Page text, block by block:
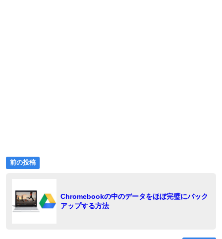
投
ナ
ビ
前の投稿
の
稿:
Chromebookの中のデータをほぼ完璧にバック
アップする方法